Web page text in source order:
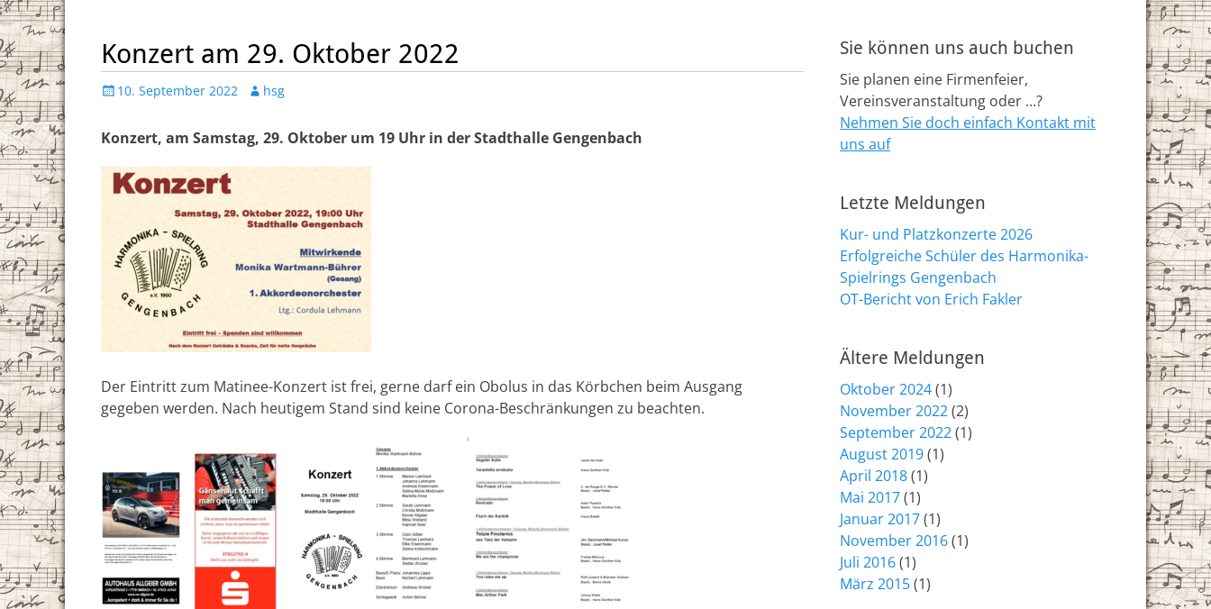
Konzert am 29. Oktober 2022
Posted
10. September 2022 Author
hsg
Konzert, am Samstag, 29. Oktober um 19 Uhr in der Stadthalle Gengenbach
Der Eintritt zum Matinee-Konzert ist frei, gerne darf ein Obolus in das Körbchen beim Ausgang
gegeben werden. Nach heutigem Stand sind keine Corona-Beschränkungen zu beachten.
Sie können uns auch buchen
Sie planen eine Firmenfeier,
Vereinsveranstaltung oder ...?
Nehmen Sie doch einfach Kontakt mit
uns auf
Letzte Meldungen
Kur- und Platzkonzerte 2026
Erfolgreiche Schüler des Harmonika-
Spielrings Gengenbach
OT-Bericht von Erich Fakler
Ältere Meldungen
Oktober 2024(1)
November 2022(2)
September 2022(1)
August 2019(1)
April 2018(1)
Mai 2017(1)
Januar 2017(1)
November 2016(1)
Juli 2016(1)
März 2015(1)